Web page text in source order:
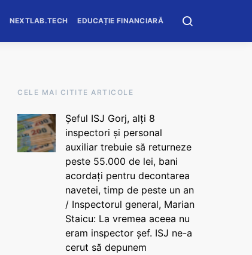
NEXTLAB.TECH EDUCAȚIE FINANCIARĂ
CELE MAI CITITE ARTICOLE
Șeful ISJ Gorj, alți 8
inspectori și personal
auxiliar trebuie să returneze
peste 55.000 de lei, bani
acordați pentru decontarea
navetei, timp de peste un an
/ Inspectorul general, Marian
Staicu: La vremea aceea nu
eram inspector șef. ISJ ne-a
cerut să depunem